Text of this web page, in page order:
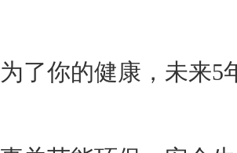
为了你的健康，未来5